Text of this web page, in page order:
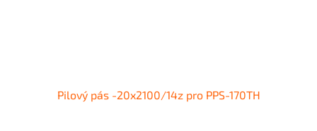
Pilový pás -20x2100/14z pro PPS-170TH